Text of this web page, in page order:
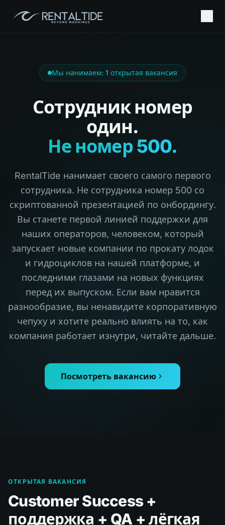
Мы нанимаем: 1 открытая вакансия
Сотрудник номер
один.
Не номер 500.
RentalTide нанимает своего самого первого
сотрудника. Не сотрудника номер 500 со
скриптованной презентацией по онбордингу.
Вы станете первой линией поддержки для
наших операторов, человеком, который
запускает новые компании по прокату лодок
и гидроциклов на нашей платформе, и
последними глазами на новых функциях
перед их выпуском. Если вам нравится
разнообразие, вы ненавидите корпоративную
чепуху и хотите реально влиять на то, как
компания работает изнутри, читайте дальше.
Посмотреть вакансию
ОТКРЫТАЯ ВАКАНСИЯ
Customer Success +
поддержка + QA + лёгкая